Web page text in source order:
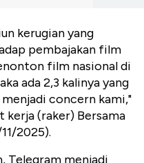
kerugian yang
pembajakan film
film nasional di
ada 2,3 kalinya yang
concern kami,"
kerja (raker) Bersama
2025).
Telegram menjadi